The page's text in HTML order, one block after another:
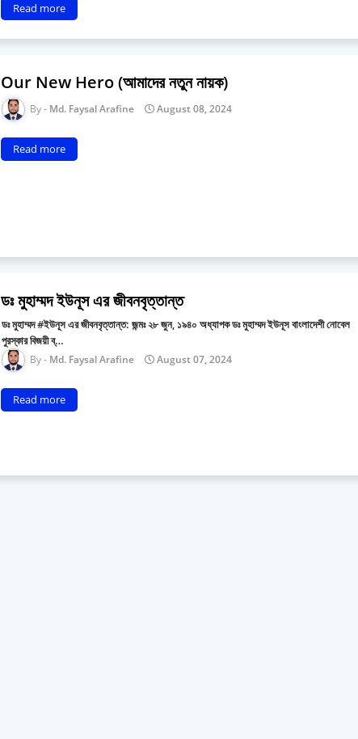
Read more
Our New Hero (আমাদের নতুন নায়ক)
Md. Faysal Arafine August 08, 2024
Read more
ডঃ মুহাম্মদ ইউনূস এর জীবনবৃত্তান্ত
ডঃ মুহাম্মদ #ইউনূস এর জীবনবৃত্তান্ত: জন্মঃ ২৮ জুন, ১৯৪০ অধ্যাপক ডঃ মুহাম্মদ ইউনূস বাংলাদেশী নোবেল
পুরস্কার বিজয়ী ব্…
Md. Faysal Arafine August 07, 2024
Read more